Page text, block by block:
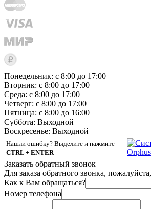
Понедельник: с 8:00 до 17:00
Вторник: с 8:00 до 17:00
Среда: с 8:00 до 17:00
Четверг: с 8:00 до 17:00
Пятница: с 8:00 до 16:00
Суббота: Выходной
Воскресенье: Выходной
Нашли ошибку? Выделите и нажмите
CTRL + ENTER
Заказать обратный звонок
Для заказа обратного звонка,
Как к Вам обращаться?
Номер телефона